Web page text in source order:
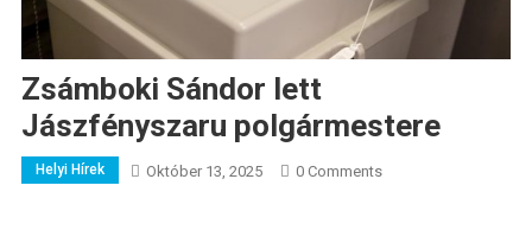
Zsámboki Sándor lett
Jászfényszaru polgármestere
Helyi Hírek Október 13, 2025 0 Comments